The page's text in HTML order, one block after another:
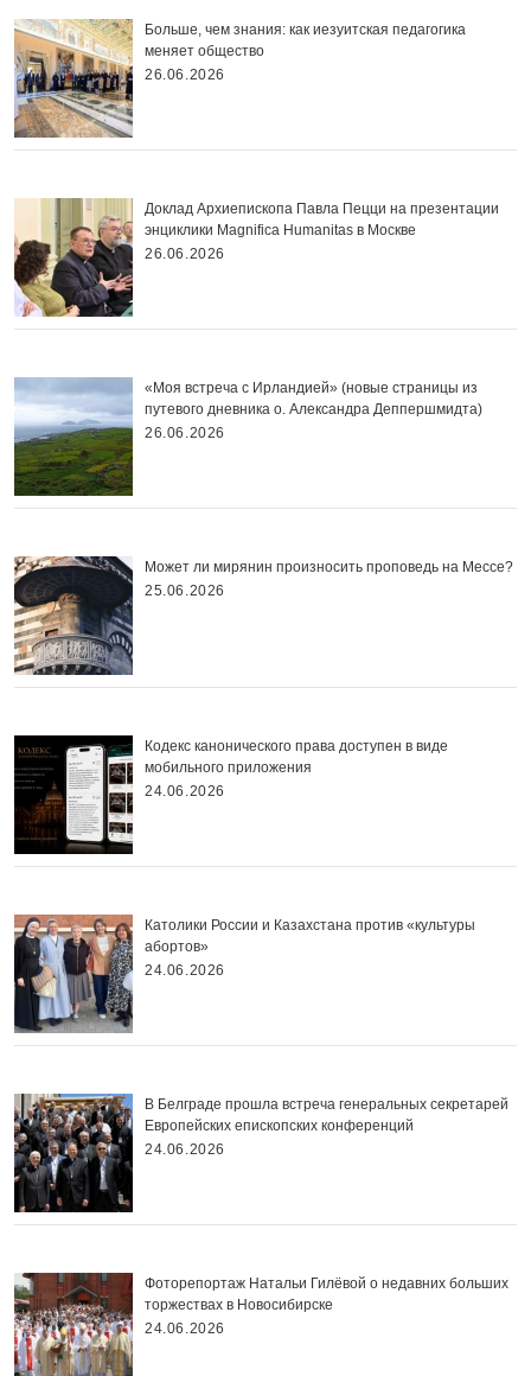
Больше, чем знания: как иезуитская педагогика
меняет общество
26.06.2026
Доклад Архиепископа Павла Пецци на презентации
энциклики Magnifica Нumanitas в Москве
26.06.2026
«Моя встреча с Ирландией» (новые страницы из
путевого дневника о. Александра Деппершмидта)
26.06.2026
Может ли мирянин произносить проповедь на Мессе?
25.06.2026
Кодекс канонического права доступен в виде
мобильного приложения
24.06.2026
Католики России и Казахстана против «культуры
абортов»
24.06.2026
В Белграде прошла встреча генеральных секретарей
Европейских епископских конференций
24.06.2026
Фоторепортаж Натальи Гилёвой о недавних больших
торжествах в Новосибирске
24.06.2026